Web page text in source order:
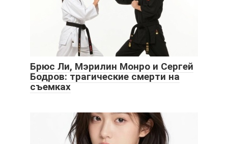
Брюс Ли, Мэрилин Монро и Сергей
Бодров: трагические смерти на
съемках